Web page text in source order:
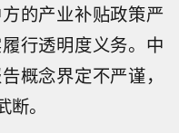
的产业补贴政策严
行透明度义务。中
概念界定不严谨，
。